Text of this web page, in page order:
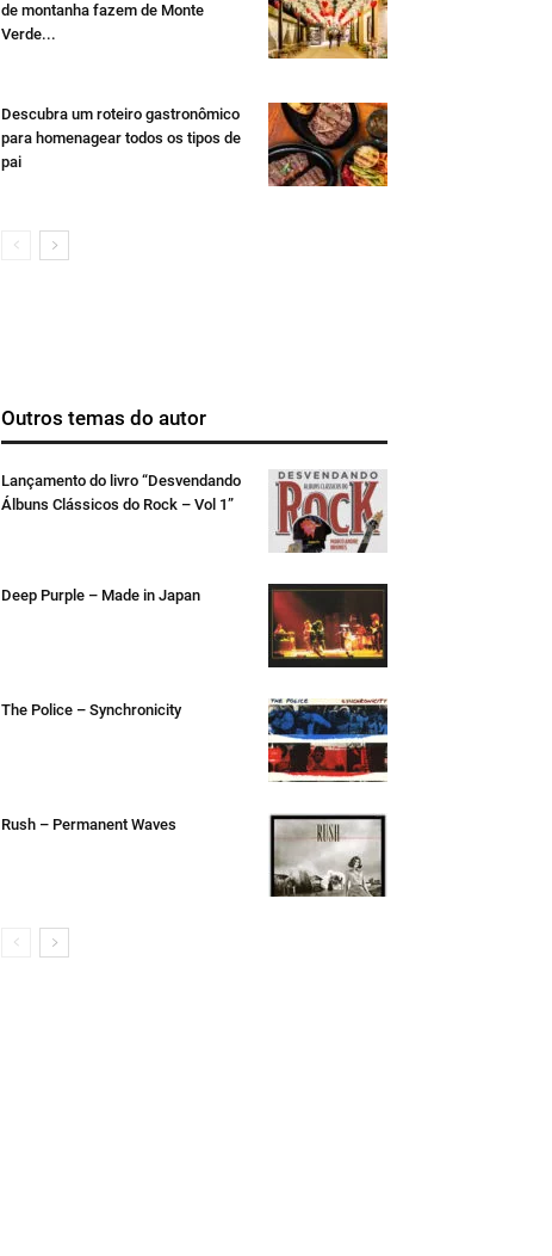
de montanha fazem de Monte
Verde...
Descubra um roteiro gastronômico
para homenagear todos os tipos de
pai
Outros temas do autor
Lançamento do livro “Desvendando
Álbuns Clássicos do Rock – Vol 1”
Deep Purple – Made in Japan
The Police – Synchronicity
Rush – Permanent Waves